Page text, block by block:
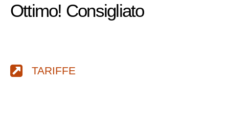
Ottimo! Consigliato
TARIFFE